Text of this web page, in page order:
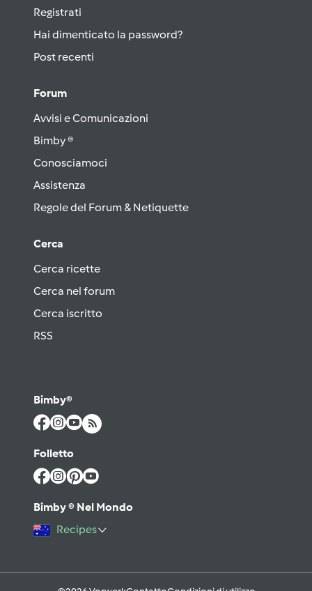
Registrati
Hai dimenticato la password?
Post recenti
Forum
Avvisi e Comunicazioni
Bimby ®
Conosciamoci
Assistenza
Regole del Forum & Netiquette
Cerca
Cerca ricette
Cerca nel forum
Cerca iscritto
RSS
Bimby®
Folletto
Bimby ® Nel Mondo
Recipes